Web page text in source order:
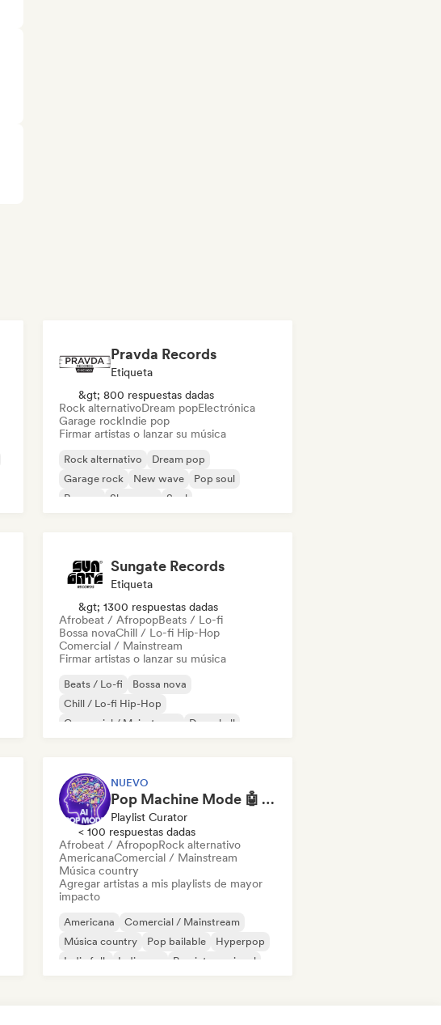
Pravda Records
Etiqueta
&gt; 800 respuestas dadas
Rock alternativoDream popElectrónica
Garage rockIndie pop
Firmar artistas o lanzar su música
Rock alternativo
Dream pop
Garage rock
New wave
Pop soul
Reggae
Shoegaze Soul
Sungate Records
Etiqueta
&gt; 1300 respuestas dadas
Afrobeat / AfropopBeats / Lo-fi
Bossa novaChill / Lo-fi Hip-Hop
Comercial / Mainstream
Firmar artistas o lanzar su música
Beats / Lo-fi
Bossa nova
Chill / Lo-fi Hip-Hop
Comercial / Mainstream
Dancehall
NUEVO
Pop Machine Mode 🤖 AI Music, Indie Pop & Dream Pop
Playlist Curator
< 100 respuestas dadas
Afrobeat / AfropopRock alternativo
AmericanaComercial / Mainstream
Música country
Agregar artistas a mis playlists de mayor
impacto
Americana
Comercial / Mainstream
Música country
Pop bailable
Hyperpop
Indie folk
Indie pop Pop internacional